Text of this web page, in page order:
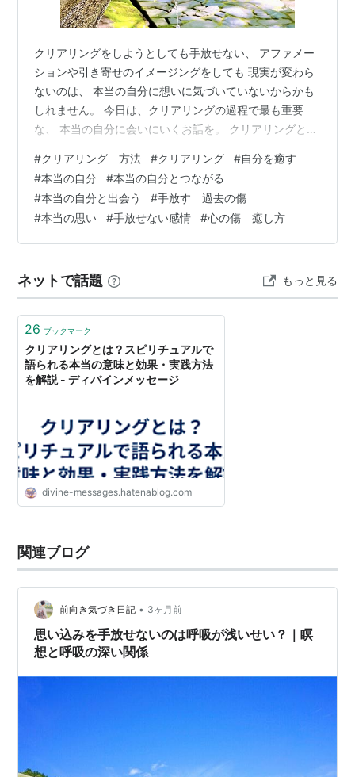
クリアリングをしようとしても手放せない、 アファメー
ションや引き寄せのイメージングをしても 現実が変わら
ないのは、 本当の自分に想いに気づいていないからかも
しれません。 今日は、クリアリングの過程で最も重要
な、 本当の自分に会いにいくお話を。 クリアリングと
そのものなのです^ ^ 🌱 昨夜は七夕でしたね！ 私の住む
和歌山市では星空を見ることはできませんでしたが、 東
北や日本海側、北海道あたりでは 見られた方もいらっし
ゃるかもしれませんね(^^) さて、そんな昨日は、 日曜日
に続き、オンラインで 「瞑想セミナー3 クリアリング 本
#クリアリング 方法 #クリアリング #自分を癒す
#本当の自分 #本当の自分とつながる
#本当の自分と出会う #手放す 過去の傷
#本当の思い #手放せない感情 #心の傷 癒し方
ネットで話題 もっと見る
26 ブックマーク
クリアリングとは？スピリチュアルで
語られる本当の意味と効果・実践方法
を解説 - ディバインメッセージ
divine-messages.hatenablog.com
関連ブログ
前向き気づき日記 • 3ヶ月前
思い込みを手放せないのは呼吸が浅いせい？｜瞑
想と呼吸の深い関係